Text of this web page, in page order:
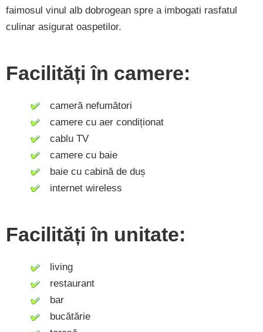
faimosul vinul alb dobrogean spre a imbogati rasfatul
culinar asigurat oaspetilor.
Facilități în camere:
cameră nefumători
camere cu aer condiționat
cablu TV
camere cu baie
baie cu cabină de duș
internet wireless
Facilități în unitate:
living
restaurant
bar
bucătărie